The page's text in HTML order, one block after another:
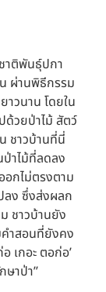
าติพันธุ์ปกา
ผ่านพิธีกรรม
วนาน โดยใน
วยป่าไม้ สัตว์
ชาวบ้านที่นี่
าไม้ที่ลดลง
กไม่ตรงตาม
ลง ซึ่งส่งผลก
ชาวบ้านยัง
ำสอนที่ยังคง
เกอะ ตอก่อ’
าป่า’’